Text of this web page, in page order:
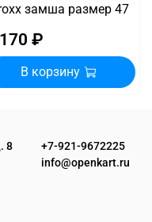
замша размер 47
₽
В корзину
8
+7-921-9672225
info@openkart.ru